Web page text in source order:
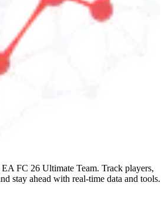
EA FC 26 Ultimate Team. Track players,
stay ahead with real-time data and tools.